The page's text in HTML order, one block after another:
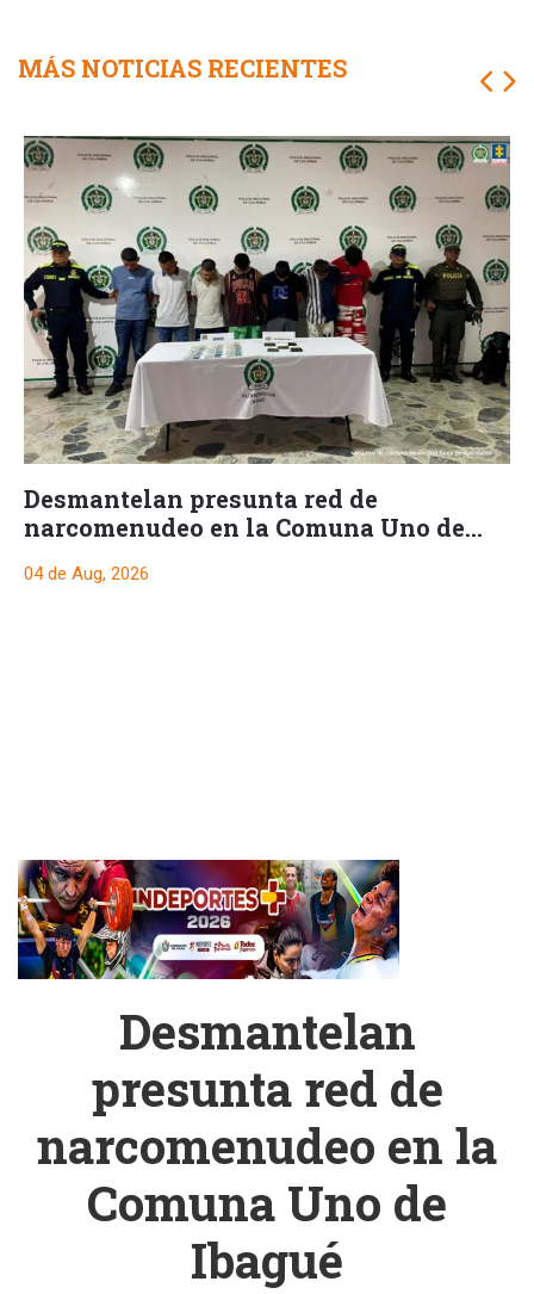
MÁS NOTICIAS RECIENTES
Desmantelan presunta red de
narcomenudeo en la Comuna Uno de
04 de Aug, 2026
Desmantelan
presunta red de
narcomenudeo en la
Comuna Uno de
Ibagué